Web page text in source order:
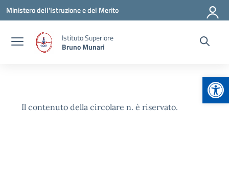
Vai ai contenuti
Vai al menu di navigazione
Vai al footer
Ministero dell'Istruzione e del Merito
Istituto Superiore
Bruno Munari
Il contenuto della circolare n. è riservato.